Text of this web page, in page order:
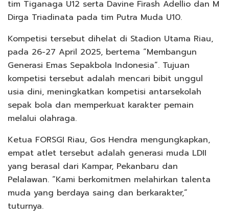
tim Tiganaga U12 serta Davine Firash Adellio dan M
Dirga Triadinata pada tim Putra Muda U10.
Kompetisi tersebut dihelat di Stadion Utama Riau,
pada 26-27 April 2025, bertema “Membangun
Generasi Emas Sepakbola Indonesia”. Tujuan
kompetisi tersebut adalah mencari bibit unggul
usia dini, meningkatkan kompetisi antarsekolah
sepak bola dan memperkuat karakter pemain
melalui olahraga.
Ketua FORSGI Riau, Gos Hendra mengungkapkan,
empat atlet tersebut adalah generasi muda LDII
yang berasal dari Kampar, Pekanbaru dan
Pelalawan. “Kami berkomitmen melahirkan talenta
muda yang berdaya saing dan berkarakter,”
tuturnya.